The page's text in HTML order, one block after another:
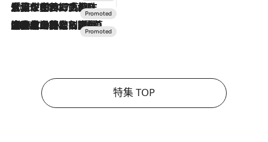
2026.7.17
「土佐和ハーブかき氷」がOMO7高知に登場！生姜、山椒、大葉など目にも舌にも涼を呼ぶ郷土の味
2026.7.10
NEW OPEN！【界 草津】名湯の地に誕生。趣の異なる2種の温泉と上州ならではの会席・蕎麦割烹など美食を味わう究極の癒やし旅
特集 TOP